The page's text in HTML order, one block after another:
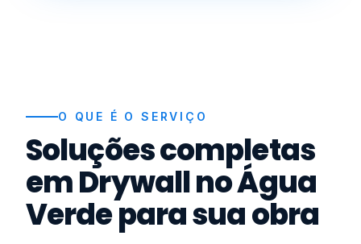
O QUE É O SERVIÇO
Soluções completas
em Drywall no Água
Verde para sua obra